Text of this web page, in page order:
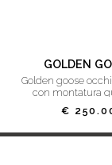
GOLDEN
golden goose occhiali da sole
con montatura
€